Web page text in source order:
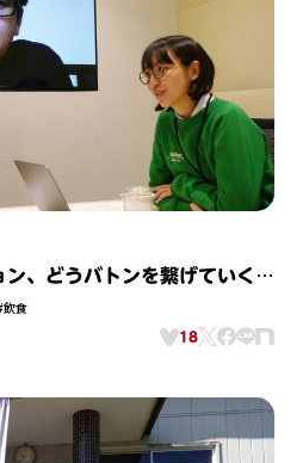
、どうバトンを繋げていく？
飲食
18